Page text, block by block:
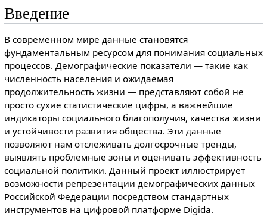
Введение
В современном мире данные становятся
фундаментальным ресурсом для понимания социальных
процессов. Демографические показатели — такие как
численность населения и ожидаемая
продолжительность жизни — представляют собой не
просто сухие статистические цифры, а важнейшие
индикаторы социального благополучия, качества жизни
и устойчивости развития общества. Эти данные
позволяют нам отслеживать долгосрочные тренды,
выявлять проблемные зоны и оценивать эффективность
социальной политики. Данный проект иллюстрирует
возможности репрезентации демографических данных
Российской Федерации посредством стандартных
инструментов на цифровой платформе Digida.